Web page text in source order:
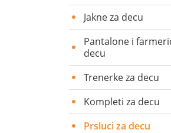
Jakne za decu
Pantalone i
decu
Trenerke za decu
Kompleti za decu
Prsluci za decu